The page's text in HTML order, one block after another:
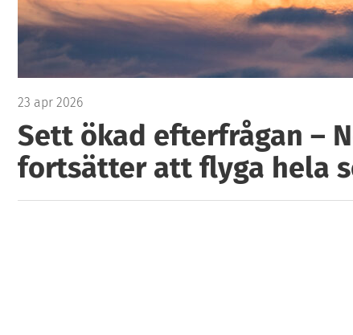
23 apr 2026
Sett ökad efterfrågan –
fortsätter att flyga hela